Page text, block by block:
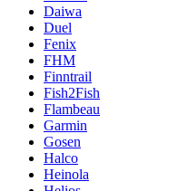
Daiwa
Duel
Fenix
FHM
Finntrail
Fish2Fish
Flambeau
Garmin
Gosen
Halco
Heinola